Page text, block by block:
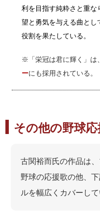
利を目指す純粋さと重
望と勇気を与える曲とし
役割を果たしている。
※「栄冠は君に輝く」は、
ーにも採用されている。
その他の野球
古関裕而氏の作品は
野球の応援歌の他、
ルを幅広くカバーして